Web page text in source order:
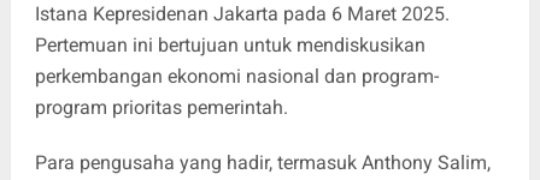
Istana Kepresidenan Jakarta pada 6 Maret 2025.
Pertemuan ini bertujuan untuk mendiskusikan
perkembangan ekonomi nasional dan program-
program prioritas pemerintah.
Para pengusaha yang hadir, termasuk Anthony Salim,